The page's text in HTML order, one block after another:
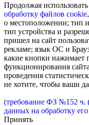
Продолжая
обработку файлов cookie
о местоположении; тип
тип устройства и
пришел на сайт
рекламе; язык ОС и
какие кнопки нажимает
функционирования
проведения
не хотите, чтобы ваши
(требование ФЗ №152 ч.
данных на обработку
Принять